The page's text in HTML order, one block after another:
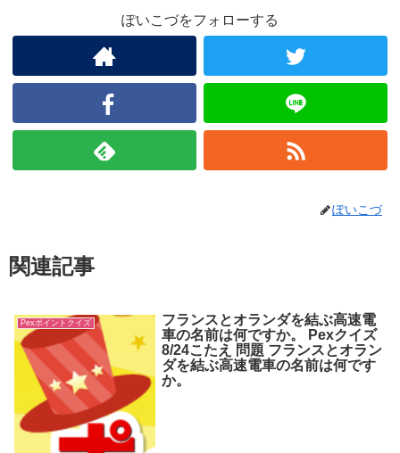
ぽいこづをフォローする
ぽいこづ
関連記事
Pexポイントクイズ
フランスとオランダを結ぶ高速電
車の名前は何ですか。 Pexクイズ
8/24こたえ 問題 フランスとオラン
ダを結ぶ高速電車の名前は何です
か。